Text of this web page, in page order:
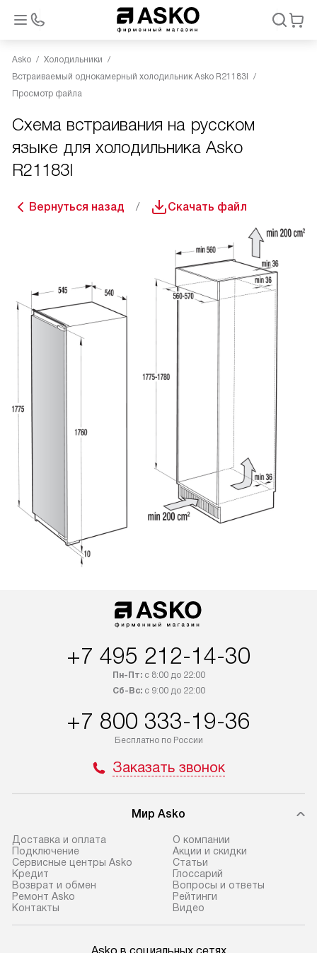
Asko
Холодильники
Встраиваемый однокамерный холодильник Asko R21183I
Просмотр файла
Схема встраивания на русском
языке для холодильника Asko
R21183I
Вернуться назад Скачать файл
+7 495 212-14-30
Пн-Пт:с 8:00 до 22:00
Сб-Вс:с 9:00 до 22:00
+7 800 333-19-36
Бесплатно по России
Заказать звонок
Мир Asko
Доставка и оплата
Подключение
Сервисные центры Asko
Кредит
Возврат и обмен
Ремонт Asko
Контакты
О компании
Акции и скидки
Статьи
Глоссарий
Вопросы и ответы
Рейтинги
Видео